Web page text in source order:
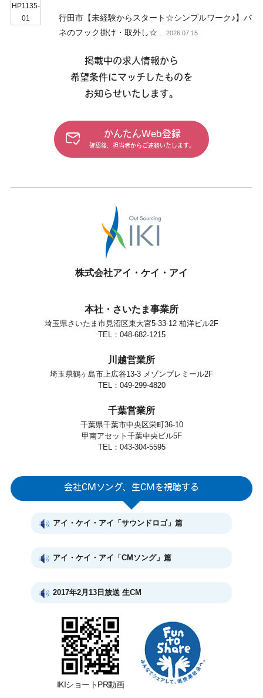
HP1135-
01
行田市【未経験からスタート☆シンプルワーク♪】バ
ネのフック掛け・取外し☆
…2026.07.15
日の出町【土日休み！人気な事務のオシゴト☆長期
安定♪】プラスチック製造会社での一般事務♪
昭島市【事務案件＆フォークリフト作業！】高時給
2026.07.20
飯能市【高時給＆土日祝休み＆日勤固定】半導体部
品の仕分け・ピッキング業務！体を動かすのがお好
きな方にオススメ♪
八王子市【高時給＆土日祝休み＆日勤固定】半導体
部品の仕分け・ピッキング業務！体を動かすのがお
好きな方にオススメ♪…2026.07.30
八王子市【高時給＆土日祝休み＆日勤固定】半導体
務！PC作業と部品の梱包・数量チェック♪…
2026.07.20
HP3623-
収入アップ☆】電子機器の検査・PC入力作業♪
付事務♪…2026.05.11
台東区上野【上野駅から徒歩3分☆残業無し＆綺麗な
オフィスで快適♪】一般事務…2026.07.20
掲載中の求人情報から
希望条件にマッチしたものを
お知らせいたします。
かんたんWeb登録
確認後、担当者からご連絡いたします。
株式会社アイ・ケイ・アイ
本社・さいたま事業所
埼玉県さいたま市見沼区東大宮5-33-12 柏洋ビル2F
TEL：048-682-1215
川越営業所
埼玉県鶴ヶ島市上広谷13-3 メゾンプレミール2F
TEL：049-299-4820
千葉営業所
千葉県千葉市中央区栄町36-10
甲南アセット千葉中央ビル5F
TEL：043-304-5595
会社CMソング、生CMを視聴する
アイ・ケイ・アイ「サウンドロゴ」篇
アイ・ケイ・アイ「CMソング」篇
2017年2月13日放送 生CM
IKIショートPR動画